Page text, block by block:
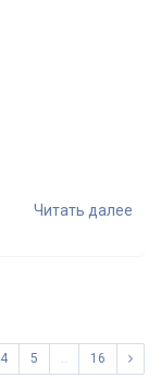
Читать далее
4 5 16